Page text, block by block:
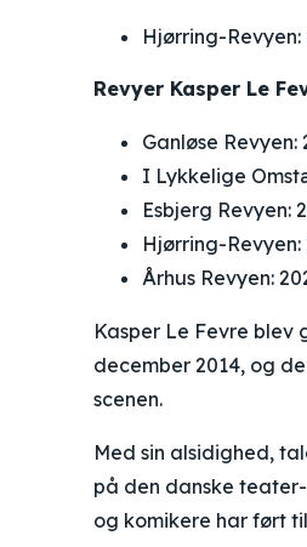
Hjørring-Revyen:
Revyer Kasper Le
Ganløse Revyen:
I Lykkelige
Esbjerg Revyen:
Hjørring-Revyen:
Århus Revyen:
Kasper Le Fevre blev
december 2014, og
scenen.
Med sin alsidighed,
på den danske
og komikere har ført